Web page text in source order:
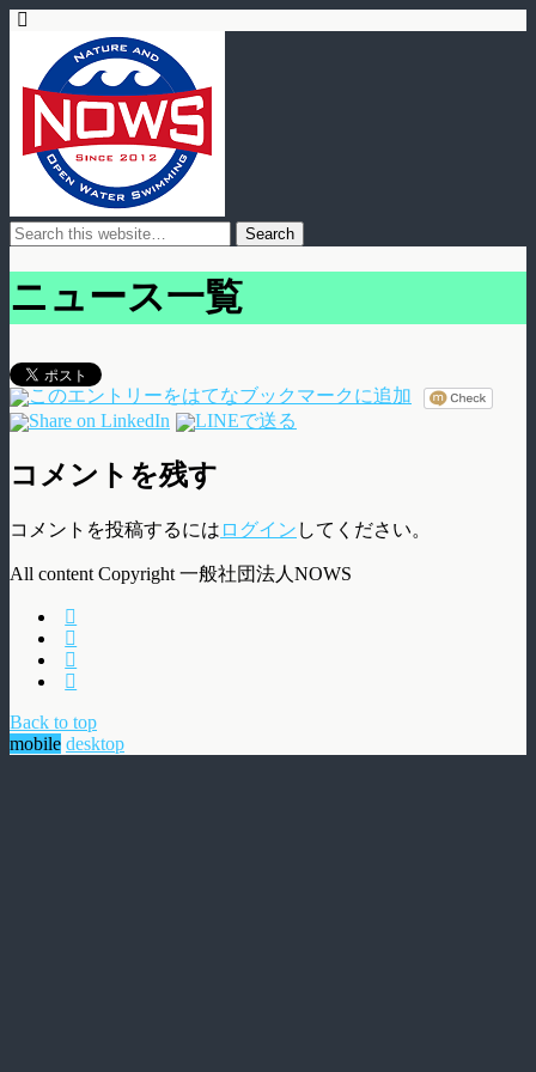
ニュース一覧
コメントを残す
コメントを投稿するには ログイン してください。
All content Copyright 一般社団法人NOWS
Back to top
mobile desktop